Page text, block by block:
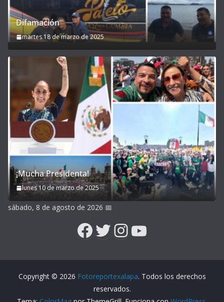
Difamación
martes 18 de marzo de 2025
¡Mucha Presidenta!
lunes 10 de marzo de 2025
sábado, 8 de agosto de 2026 📅
Facebook
Twitter
Instagram
YouTube
Copyright © 2026 Fotoreportexalapa. Todos los derechos
reservados.